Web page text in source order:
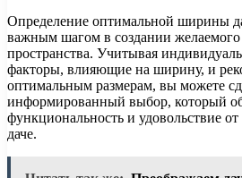
Определение оптимальной ширины
важным шагом в создании желаемого
пространства. Учитывая
факторы, влияющие на ширину, и
оптимальным размерам, вы можете
информированный выбор, который
функциональность и удовольствие
даче.